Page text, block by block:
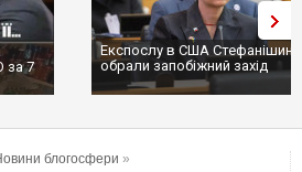
за 7
Експослу в США
обрали запобіжний захід
блогосфери »